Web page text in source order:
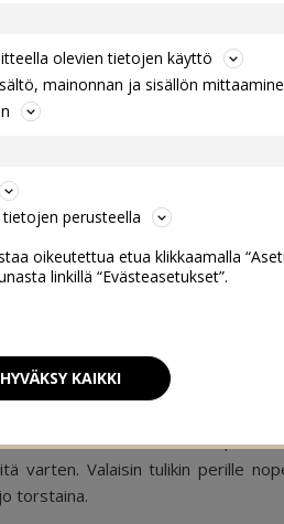
keittiöön vielä seinävalaisin, sekä
varten. Valaisin tulikin perille
torstaina.
olevien tietojen käyttö
mainonnan ja sisällön
perusteella
oikeutettua etua klikkaamalla
linkillä “Evästeasetukset”.
HYVÄKSY KAIKKI